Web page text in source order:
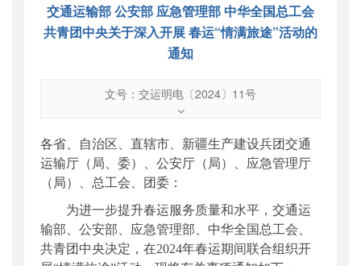
交通运输部 公安部 应急管理部 中华全国总工会
共青团中央关于深入开展 春运“情满旅途”活动的
通知
文号：交运明电〔2024〕11号
交运明电〔2024〕11号
索引号
公开日期：2024年01月18日
主题词：
春运;情满旅途
主题分类：应急管理
公文类型：部明电或部办公厅明电
各省、自治区、直辖市、新疆生产建设兵团交通
运输厅（局、委）、公安厅（局）、应急管理厅
（局）、总工会、团委：
为进一步提升春运服务质量和水平，交通运
输部、公安部、应急管理部、中华全国总工会、
共青团中央决定，在2024年春运期间联合组织开